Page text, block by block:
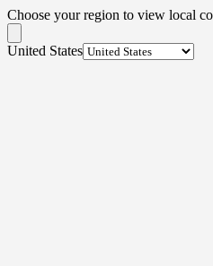
Choose your region to view local
United States